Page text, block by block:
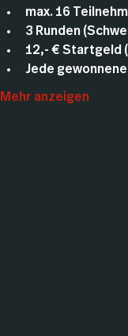
max. 16
3 Runden
12,- € Startgeld
Jede
Mehr anzeigen